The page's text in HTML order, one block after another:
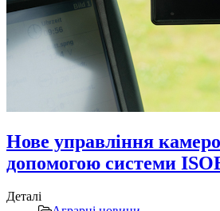
Нове управління
допомогою системи
Деталі